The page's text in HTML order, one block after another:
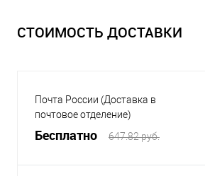
СТОИМОСТЬ ДОСТАВКИ
Почта России (Доставка в
почтовое отделение)
Бесплатно 647.82 руб.